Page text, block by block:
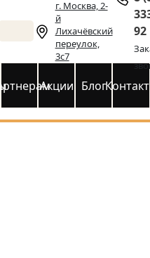
г. Москва, 2-
й
Лихачёвский
переулок,
3с7
92
Акции Блог